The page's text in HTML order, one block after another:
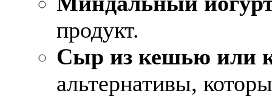
продукт.
Сыр из кешью или
альтернативы,